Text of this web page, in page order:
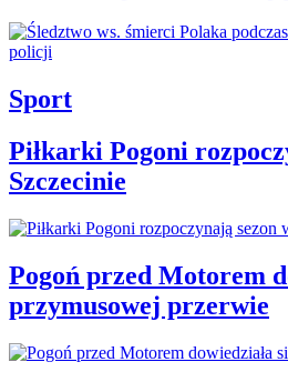
Sport
Piłkarki Pogoni
Szczecinie
Pogoń przed Motorem
przymusowej przerwie